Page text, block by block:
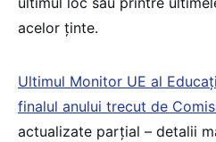
acelor ținte.
Ultimul Monitor UE al
finalul anului trecut de
actualizate parțial – detalii